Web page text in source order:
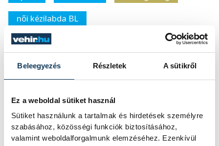
Beleegyezés Részletek A sütikről
Ez a weboldal sütiket használ
Sütiket használunk a tartalmak és hirdetések személyre
szabásához, közösségi funkciók biztosításához,
valamint weboldalforgalmunk elemzéséhez. Ezenkívül
női kézilabda BL
vehir.hu